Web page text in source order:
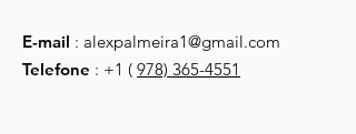
E-mail : alexpalmeira1@gmail.com
Telefone : +1 ( 978) 365-4551